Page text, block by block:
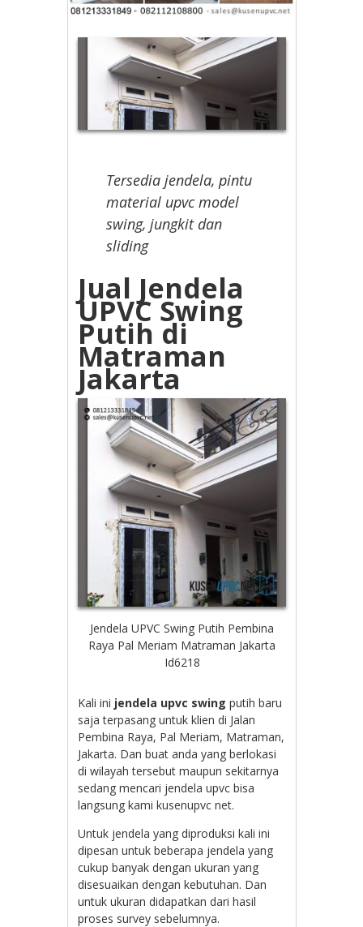
Tersedia jendela, pintu
material upvc model
swing, jungkit dan
sliding
Jual Jendela
UPVC Swing
Putih di
Matraman
Jakarta
Jendela UPVC Swing Putih Pembina
Raya Pal Meriam Matraman Jakarta
Id6218
Kali ini jendela upvc swing putih baru
saja terpasang untuk klien di Jalan
Pembina Raya, Pal Meriam, Matraman,
Jakarta. Dan buat anda yang berlokasi
di wilayah tersebut maupun sekitarnya
sedang mencari jendela upvc bisa
langsung kami kusenupvc net.
Untuk jendela yang diproduksi kali ini
dipesan untuk beberapa jendela yang
cukup banyak dengan ukuran yang
disesuaikan dengan kebutuhan. Dan
untuk ukuran didapatkan dari hasil
proses survey sebelumnya.